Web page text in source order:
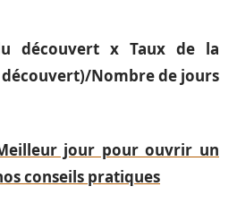
découvert x Taux de la
Nombre de jours
jour pour ouvrir un
conseils pratiques